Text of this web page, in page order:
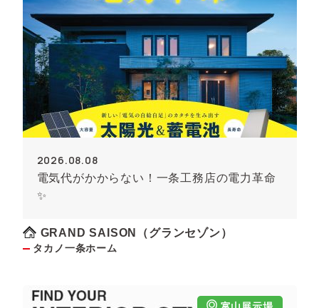
2026.08.08
電気代がかからない！一条工務店の電力革命
✨
GRAND SAISON（グランセゾン）
タカノ一条ホーム